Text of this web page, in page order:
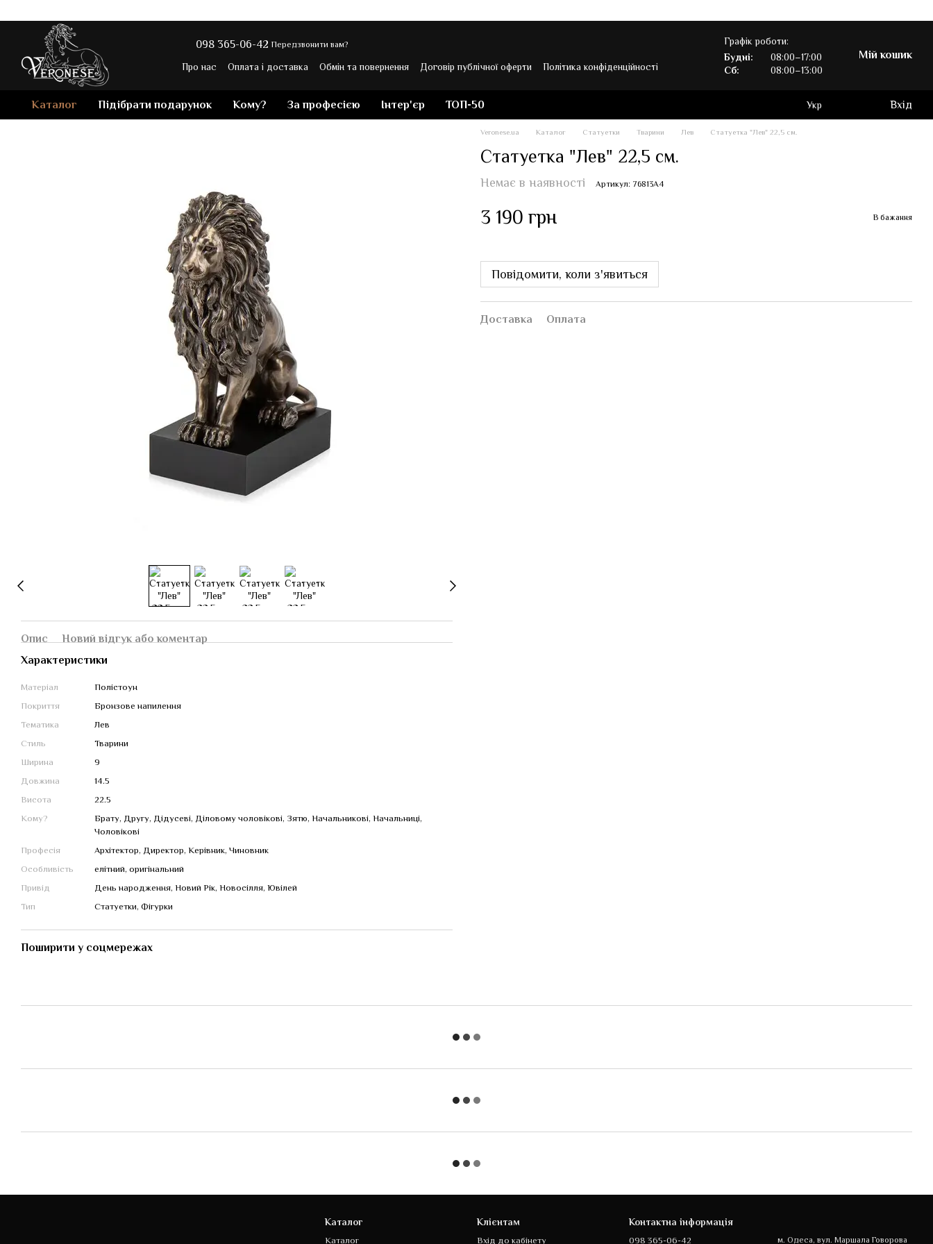
098 365-06-42 Передзвонити вам?
Про нас Оплата і доставка Обмін та повернення Договір публічної оферти
Політика конфіденційності
Графік роботи:
Будні:
08:00–17:00
Сб:
08:00–13:00
Мій кошик
Каталог Підібрати подарунок Кому? За професією Інтер'єр ТОП-50 Укр Вхід
Опис
Новий відгук або коментар
Характеристики
Матеріал
Полістоун
Покриття
Бронзове напилення
Тематика
Лев
Стиль
Тварини
Ширина
9
Довжина
14.5
Висота
22.5
Кому?
Брату, Другу, Дідусеві, Діловому чоловікові, Зятю, Начальникові, Начальниці,
Чоловікові
Професія
Архітектор, Директор, Керівник, Чиновник
Особливість
елітний, оригінальний
Привід
День народження, Новий Рік, Новосілля, Ювілей
Тип
Статуетки, Фігурки
Поширити у соцмережах
Veronese.ua Каталог Статуетки Тварини Лев Статуетка "Лев" 22,5 см.
Статуетка "Лев" 22,5 см.
Немає в наявності Артикул: 76813A4
3 190 грн В бажання
Повідомити, коли з'явиться
Доставка Оплата
Каталог
Каталог
Клієнтам
Вхід до кабінету
Контактна інформація
098 365-06-42 м. Одеса, вул. Маршала Говорова